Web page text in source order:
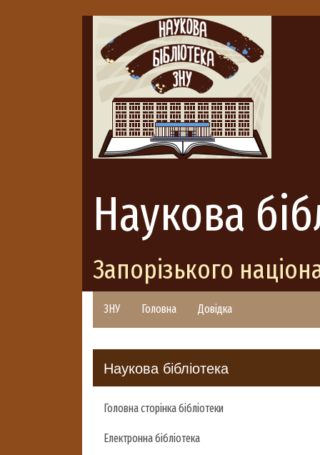
Наукова
Запорізького
ЗНУ Головна Довідка
Наукова бібліотека
Головна сторінка бібліотеки
Електронна бібліотека